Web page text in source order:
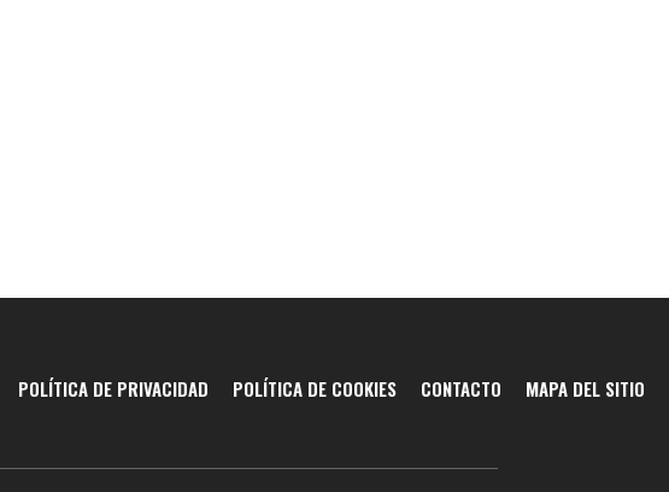
POLÍTICA DE PRIVACIDAD POLÍTICA DE COOKIES CONTACTO MAPA DEL SITIO